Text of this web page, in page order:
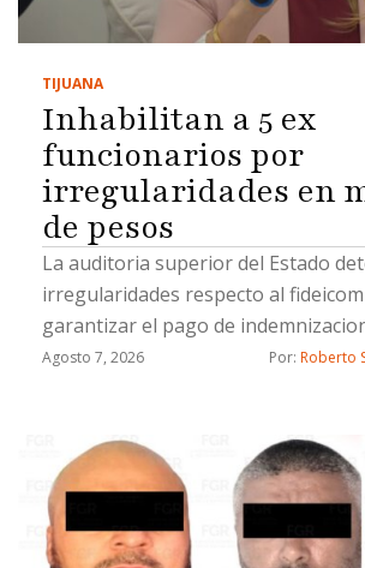
TIJUANA
Inhabilitan a 5 ex
funcionarios por
irregularidades en
de pesos
La auditoria superior del Estado
irregularidades respecto al
garantizar el pago de
fallecimiento a los causahabientes
Agosto 7, 2026 Por: Roberto